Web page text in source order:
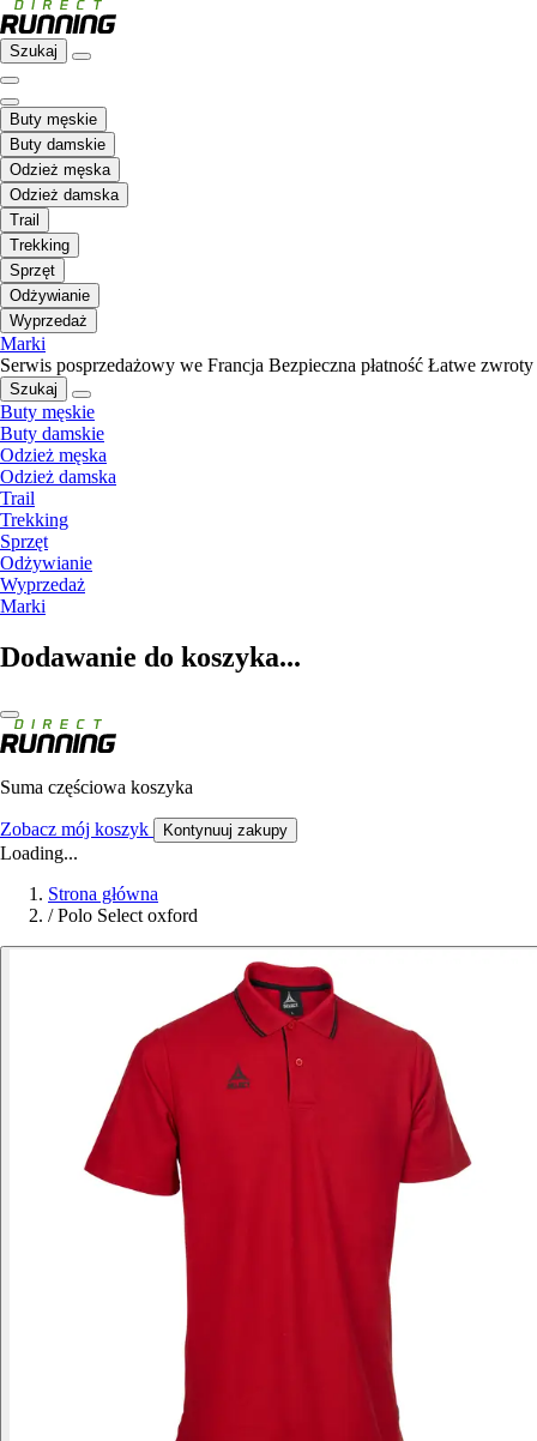
Szukaj
Buty męskie
Buty damskie
Odzież męska
Odzież damska
Trail
Trekking
Sprzęt
Odżywianie
Wyprzedaż
Marki
Serwis posprzedażowy we Francja Bezpieczna płatność Łatwe zwroty
Szukaj
Buty męskie
Buty damskie
Odzież męska
Odzież damska
Trail
Trekking
Sprzęt
Odżywianie
Wyprzedaż
Marki
Dodawanie do koszyka...
Suma częściowa koszyka
Zobacz mój koszyk Kontynuuj zakupy
Loading...
Strona główna
/ Polo Select oxford